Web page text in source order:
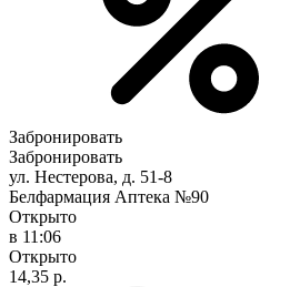
Забронировать
Забронировать
ул. Нестерова, д. 51-8
Белфармация Аптека №90
Открыто
в 11:06
Открыто
14,35 р.